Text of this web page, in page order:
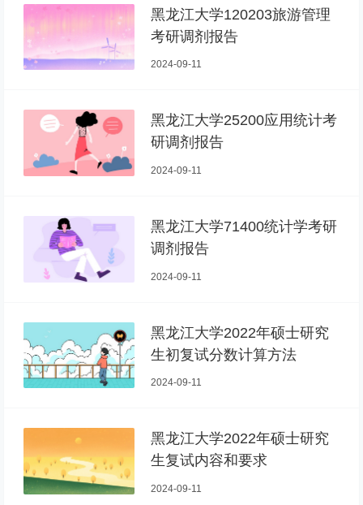
黑龙江大学120203旅游管理
考研调剂报告
2024-09-11
黑龙江大学25200应用统计考
研调剂报告
2024-09-11
黑龙江大学71400统计学考研
调剂报告
2024-09-11
黑龙江大学2022年硕士研究
生初复试分数计算方法
2024-09-11
黑龙江大学2022年硕士研究
生复试内容和要求
2024-09-11